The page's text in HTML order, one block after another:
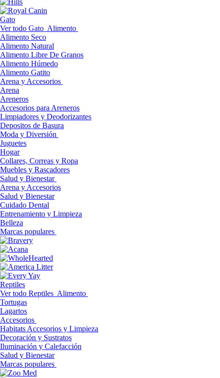
Gato
Ver todo Gato Alimento
Alimento Seco
Alimento Natural
Alimento Libre De Granos
Alimento Húmedo
Alimento Gatito
Arena y Accesorios
Arena
Areneros
Accesorios para Areneros
Limpiadores y Deodorizantes
Depositos de Basura
Moda y Diversión
Juguetes
Hogar
Collares, Correas y Ropa
Muebles y Rascadores
Salud y Bienestar
Arena y Accesorios
Salud y Bienestar
Cuidado Dental
Entrenamiento y Limpieza
Belleza
Marcas populares
Reptiles
Ver todo Reptiles Alimento
Tortugas
Lagartos
Accesorios
Habitats Accesorios y Limpieza
Decoración y Sustratos
Iluminación y Calefacción
Salud y Bienestar
Marcas populares